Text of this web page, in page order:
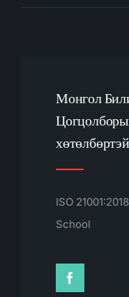
Монгол
ISO
School